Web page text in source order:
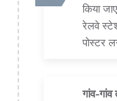
किया
रेलवे
पोस्टर
गांव-